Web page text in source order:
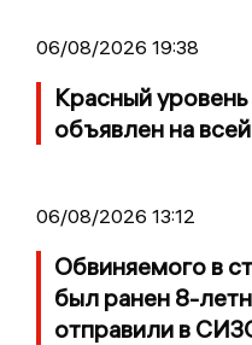
06/08/2026 19:38
Красный
объявлен на
06/08/2026 13:12
Обвиняемого в
был ранен 8-
отправили в